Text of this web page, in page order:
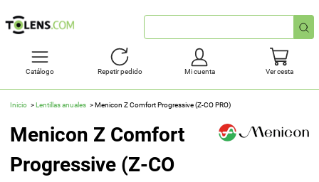
Búsqueda
rápida
Catálogo Repetir pedido Mi cuenta Ver cesta
Inicio Lentillas anuales Menicon Z Comfort Progressive (Z-CO PRO)
Menicon Z Comfort
Progressive (Z-CO